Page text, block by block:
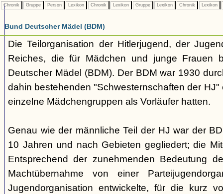
Chronik Gruppe Person Lexikon Chronik Lexikon Gruppe Lexikon Chronik Lexikon
Bund Deutscher Mädel (BDM)
Die Teilorganisation der Hitlerjugend, der
Reiches, die für Mädchen und junge Frauen
Deutscher Mädel (BDM). Der BDM war 1930
dahin bestehenden "Schwesternschaften der
einzelne Mädchengruppen als Vorläufer hatten.
Genau wie der männliche Teil der HJ war der
10 Jahren und nach Gebieten gegliedert; die
Entsprechend der zunehmenden Bedeutung
Machtübernahme von einer
Jugendorganisation entwickelte, für die kurz